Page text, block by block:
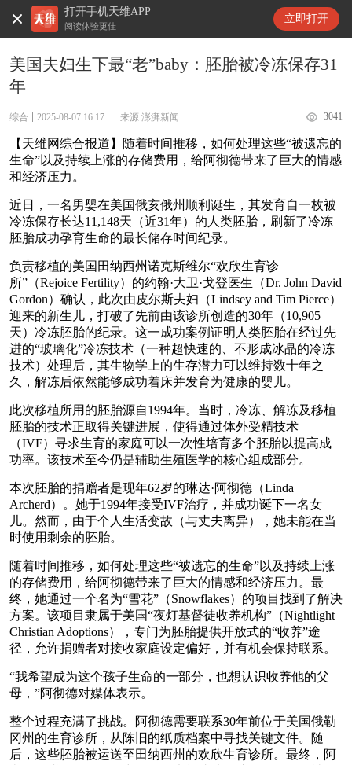
打开手机天维APP
阅读体验更佳
立即打开
天维新闻
美国夫妇生下最“老”baby：胚胎被冷冻保存31
年
综合 2025-08-07 16:17 来源:澎湃新闻 3041
【天维网综合报道】随着时间推移，如何处理这些“被遗忘的
生命”以及持续上涨的存储费用，给阿彻德带来了巨大的情感
和经济压力。
近日，一名男婴在美国俄亥俄州顺利诞生，其发育自一枚被
冷冻保存长达11,148天（近31年）的人类胚胎，刷新了冷冻
胚胎成功孕育生命的最长储存时间纪录。
负责移植的美国田纳西州诺克斯维尔“欢欣生育诊
所”（Rejoice Fertility）的约翰·大卫·戈登医生（Dr. John David
Gordon）确认，此次由皮尔斯夫妇（Lindsey and Tim Pierce）
迎来的新生儿，打破了先前由该诊所创造的30年（10,905
天）冷冻胚胎的纪录。这一成功案例证明人类胚胎在经过先
进的“玻璃化”冷冻技术（一种超快速的、不形成冰晶的冷冻
技术）处理后，其生物学上的生存潜力可以维持数十年之
久，解冻后依然能够成功着床并发育为健康的婴儿。
此次移植所用的胚胎源自1994年。当时，冷冻、解冻及移植
胚胎的技术正取得关键进展，使得通过体外受精技术
（IVF）寻求生育的家庭可以一次性培育多个胚胎以提高成
功率。该技术至今仍是辅助生殖医学的核心组成部分。
本次胚胎的捐赠者是现年62岁的琳达·阿彻德（Linda
Archerd）。她于1994年接受IVF治疗，并成功诞下一名女
儿。然而，由于个人生活变故（与丈夫离异），她未能在当
时使用剩余的胚胎。
随着时间推移，如何处理这些“被遗忘的生命”以及持续上涨
的存储费用，给阿彻德带来了巨大的情感和经济压力。最
终，她通过一个名为“雪花”（Snowflakes）的项目找到了解决
方案。该项目隶属于美国“夜灯基督徒收养机构”（Nightlight
Christian Adoptions），专门为胚胎提供开放式的“收养”途
径，允许捐赠者对接收家庭设定偏好，并有机会保持联系。
“我希望成为这个孩子生命的一部分，也想认识收养他的父
母，”阿彻德对媒体表示。
整个过程充满了挑战。阿彻德需要联系30年前位于美国俄勒
冈州的生育诊所，从陈旧的纸质档案中寻找关键文件。随
后，这些胚胎被运送至田纳西州的欢欣生育诊所。最终，阿